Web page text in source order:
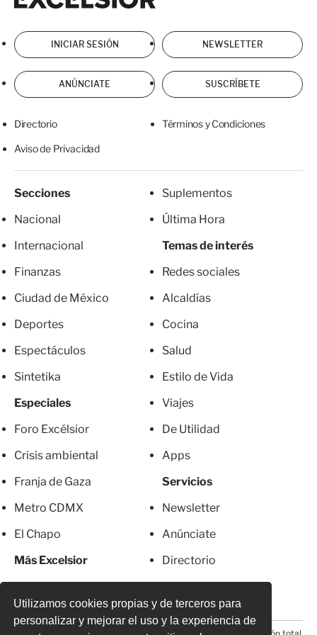
Utilizamos cookies propias y de terceros para
personalizar y mejorar el uso y la experiencia de
INICIAR SESIÓN NEWSLETTER
ANÚNCIATE SUSCRÍBETE
Directorio Términos y Condiciones
Aviso de Privacidad
Secciones
Nacional
Internacional
Finanzas
Ciudad de México
Deportes
Espectáculos
Sintetika
Especiales
Foro Excélsior
Crisis ambiental
Franja de Gaza
Metro CDMX
El Chapo
Más Excelsior
Suplementos
Última Hora
Temas de interés
Redes sociales
Alcaldías
Cocina
Salud
Estilo de Vida
Viajes
De Utilidad
Apps
Servicios
Newsletter
Anúnciate
Directorio